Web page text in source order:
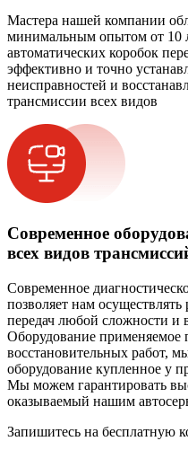
Мастера нашей компании
минимальным опытом от 10
автоматических коробок
эффективно и точно
неисправностей и
трансмиссии всех видов
Современное
всех видов
Современное
позволяет нам
передач любой сложности и
Оборудование применяемое
восстановительных работ,
оборудование купленное у
Мы можем гарантировать
оказываемый нашим
Запишитесь на бесплатную